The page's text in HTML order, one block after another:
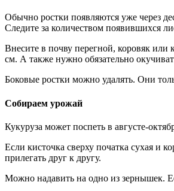
Обычно ростки появляются уже через
Следите за количеством появившихся
Внесите в почву перегной, коровяк
см. А также нужно обязательно
Боковые ростки можно удалять. Они
Собираем урожай
Кукуруза может поспеть в августе-
Если кисточка сверху початка сухая и
прилегать друг к другу.
Можно надавить на одно из зернышек.